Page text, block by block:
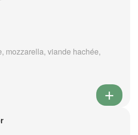
mozzarella, viande hachée,